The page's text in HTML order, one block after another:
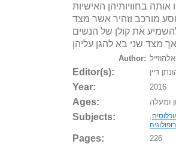
בחוויותיהן האישיות
מסע מורכב וזהיר אשר מצד
את קולן של הנשים
Author:
Editor(s): דיין
Year: 2016
Ages: ומעלה
Subjects: ,
Pages: 226